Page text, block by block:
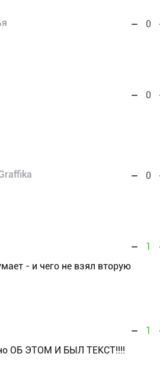
0
0
Лебедев - Graffika
0
1
- и чего не взял вторую
1
ОБ ЭТОМ И БЫЛ ТЕКСТ!!!!